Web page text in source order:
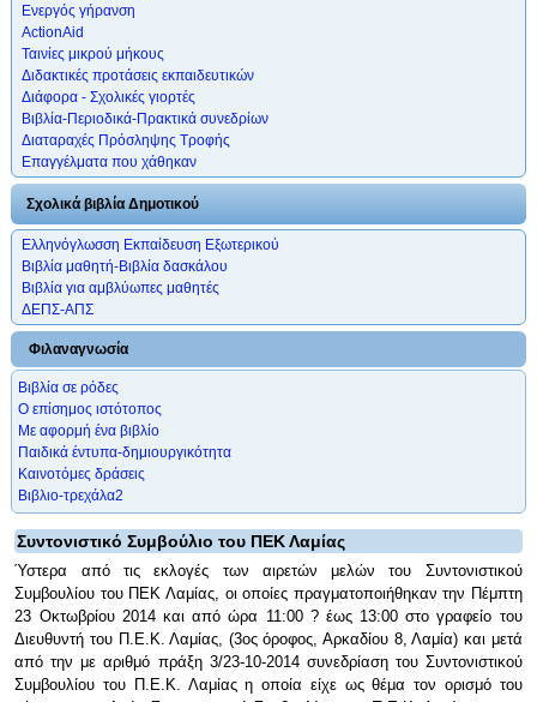
Ενεργός γήρανση
ActionAid
Ταινίες μικρού μήκους
Διδακτικές προτάσεις εκπαιδευτικών
Διάφορα - Σχολικές γιορτές
Βιβλία-Περιοδικά-Πρακτικά συνεδρίων
Διαταραχές Πρόσληψης Τροφής
Επαγγέλματα που χάθηκαν
Σχολικά βιβλία Δημοτικού
Ελληνόγλωσση Εκπαίδευση Εξωτερικού
Βιβλία μαθητή-Βιβλία δασκάλου
Βιβλία για αμβλύωπες μαθητές
ΔΕΠΣ-ΑΠΣ
Φιλαναγνωσία
Βιβλία σε ρόδες
Ο επίσημος ιστότοπος
Με αφορμή ένα βιβλίο
Παιδικά έντυπα-δημιουργικότητα
Καινοτόμες δράσεις
Βιβλιο-τρεχάλα2
Συντονιστικό Συμβούλιο του ΠΕΚ Λαμίας
Ύστερα από τις εκλογές των αιρετών μελών του Συντονιστικού
Συμβουλίου του ΠΕΚ Λαμίας, οι οποίες πραγματοποιήθηκαν την Πέμπτη
23 Οκτωβρίου 2014 και από ώρα 11:00 ? έως 13:00 στο γραφείο του
Διευθυντή του Π.Ε.Κ. Λαμίας, (3ος όροφος, Αρκαδίου 8, Λαμία) και μετά
από την με αριθμό πράξη 3/23-10-2014 συνεδρίαση του Συντονιστικού
Συμβουλίου του Π.Ε.Κ. Λαμίας η οποία είχε ως θέμα τον ορισμό του